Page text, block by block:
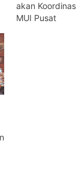
akan
MUI Pusat